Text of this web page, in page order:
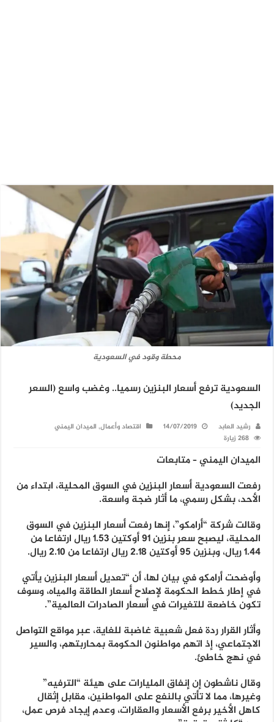
محطة وقود في السعودية
السعودية ترفع أسعار البنزين رسميا.. وغضب واسع (السعر
الجديد)
رشيد العابد 14/07/2019 اقتصاد وأعمال, الميدان اليمني
268 زيارة
الميدان اليمني – متابعات
رفعت السعودية أسعار البنزين في السوق المحلية، ابتداء من
الأحد، بشكل رسمي، ما أثار ضجة واسعة.
وقالت شركة “أرامكو”، إنها رفعت أسعار البنزين في السوق
المحلية، ليصبح سعر بنزين 91 أوكتين 1.53 ريال ارتفاعا من
1.44 ريال، وبنزين 95 أوكتين 2.18 ريال ارتفاعا من 2.10 ريال.
وأوضحت أرامكو في بيان لها، أن “تعديل أسعار البنزين يأتي
في إطار خطط الحكومة لإصلاح أسعار الطاقة والمياه، وسوف
تكون خاضعة للتغيرات في أسعار الصادرات العالمية”.
وأثار القرار ردة فعل شعبية غاضبة للغاية، عبر مواقع التواصل
الاجتماعي، إذ اتهم مواطنون الحكومة بمحاربتهم، والسير
في نهج خاطئ.
وقال ناشطون إن إنفاق المليارات على هيئة “الترفيه”
وغيرها، مما لا تأتي بالنفع على المواطنين، مقابل إثقال
كاهل الأخير برفع الأسعار والعقارات، وعدم إيجاد فرص عمل،